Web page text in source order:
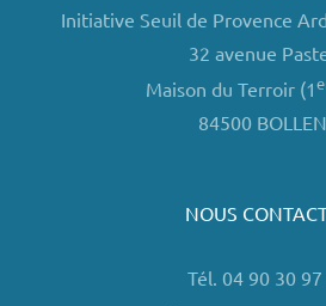
Initiative Seuil de Provence
32 avenue
Maison du Terroir (1
84500
NOUS
Tél. 04 90 30 97